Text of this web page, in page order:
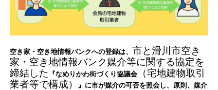
空き家・空き地情報バンクへの登録は、 市と滑川市空き
家・空き地情報バンク媒介等に関する協定を
締結した
『なめりかわ街づくり協議会
（宅地建物取引
業者等で構成）
』に市が媒介の可否を照会し、原則、媒介